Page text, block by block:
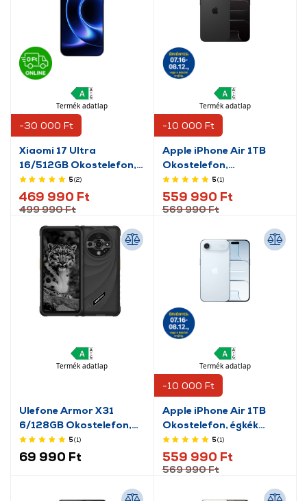
-30 000 Ft
Termék adatlap
Xiaomi 17 Ultra
16/512GB Okostelefon,
fekete
5(2)
469 990 Ft
499 990 Ft
-10 000 Ft
Termék adatlap
Apple iPhone Air 1TB
Okostelefon,
asztrofekete
(MG2W4HX/A)
5(1)
559 990 Ft
569 990 Ft
Termék adatlap
Ulefone Armor X31
6/128GB Okostelefon,
fekete
5(1)
69 990 Ft
-10 000 Ft
Termék adatlap
Apple iPhone Air 1TB
Okostelefon, égkék
(MG304HX/A)
5(1)
559 990 Ft
569 990 Ft